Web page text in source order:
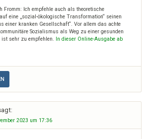
Fromm: Ich empfehle auch als theoretische
eine „sozial-ökologische Transformation“ seinen
einer kranken Gesellschaft“. Vor allem das achte
Sozialismus als Weg zu einer gesunden
ist sehr zu empfehlen.
In dieser Online-Ausgabe ab
2023 um 17:36